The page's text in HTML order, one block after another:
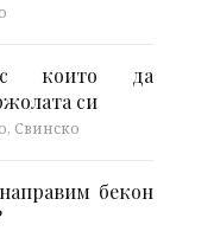
които да
си
Свинско
бекон